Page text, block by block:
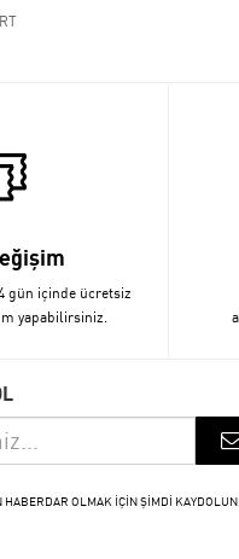
gün içinde ücretsiz
yapabilirsiniz.
HABERDAR OLMAK İÇİN ŞİMDİ KAYDOLUN.